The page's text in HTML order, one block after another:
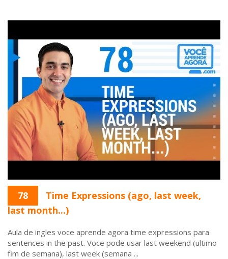
78
Time Expressions (ago, last week,
last month...)
Aula de ingles voce aprende agora time expressions para
sentences in the past. Voce pode usar last weekend (ultimo
fim de semana), last week (semana ...